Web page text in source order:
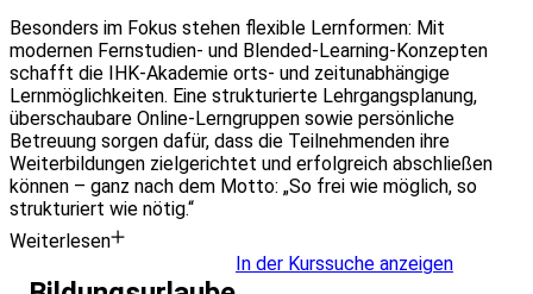
Besonders im Fokus stehen flexible Lernformen: Mit
modernen Fernstudien- und Blended-Learning-Konzepten
schafft die IHK-Akademie orts- und zeitunabhängige
Lernmöglichkeiten. Eine strukturierte Lehrgangsplanung,
überschaubare Online-Lerngruppen sowie persönliche
Betreuung sorgen dafür, dass die Teilnehmenden ihre
Weiterbildungen zielgerichtet und erfolgreich abschließen
können – ganz nach dem Motto: „So frei wie möglich, so
strukturiert wie nötig.“
Weiterlesen
In der Kurssuche anzeigen